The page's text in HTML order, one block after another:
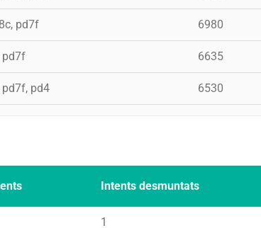
pd7f 6980
pd7f 6635
pd4 6530
Intents desmuntats
1